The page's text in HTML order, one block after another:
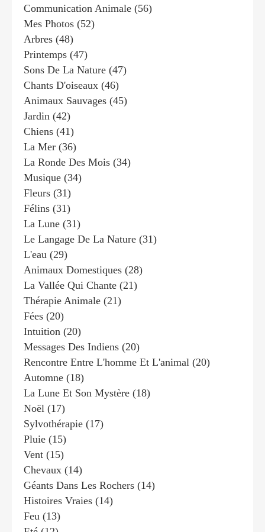
Communication Animale (56)
Mes Photos (52)
Arbres (48)
Printemps (47)
Sons De La Nature (47)
Chants D'oiseaux (46)
Animaux Sauvages (45)
Jardin (42)
Chiens (41)
La Mer (36)
La Ronde Des Mois (34)
Musique (34)
Fleurs (31)
Félins (31)
La Lune (31)
Le Langage De La Nature (31)
L'eau (29)
Animaux Domestiques (28)
La Vallée Qui Chante (21)
Thérapie Animale (21)
Fées (20)
Intuition (20)
Messages Des Indiens (20)
Rencontre Entre L'homme Et L'animal (20)
Automne (18)
La Lune Et Son Mystère (18)
Noël (17)
Sylvothérapie (17)
Pluie (15)
Vent (15)
Chevaux (14)
Géants Dans Les Rochers (14)
Histoires Vraies (14)
Feu (13)